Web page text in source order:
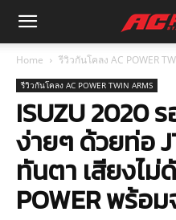
Home รีวิวกันโคลง AC POWER
รีวิวกันโคลง AC POWER TWIN ARMS
ISUZU 2020
ง่ายๆ ด้วยท่อ
ทันตา เสียงไม่
POWER พร้อ